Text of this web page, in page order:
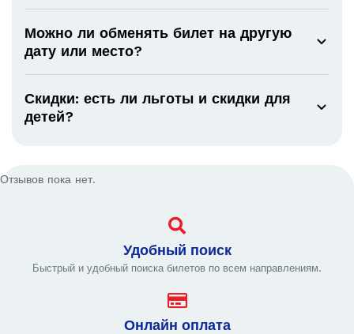
Можно ли обменять билет на другую
дату или место?
Скидки: есть ли льготы и скидки для
детей?
Отзывов пока нет.
Удобный поиск
Быстрый и удобный поиска билетов по всем направлениям.
Онлайн оплата